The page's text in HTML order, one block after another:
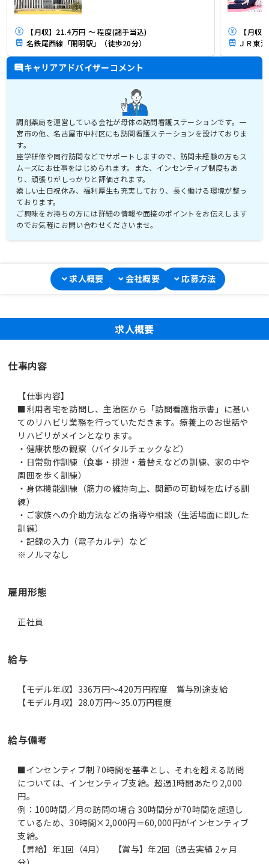
【月収】21.4万円 ～ 程度(諸手当込)
名鉄尾西線「開明駅」（徒歩20分）
【月収
キャリアアドバイザーコメント
調剤薬局を運営している会社が母体の訪問看護ステーションです。一
宮市の他、名古屋市中村区にも訪問看護ステーションを設けておりま
す。
座学研修や同行訪問などでサポートしますので、訪問未経験の方もス
ムーズにお仕事をはじめられます。また、インセンティブ制度もあ
り、頑張りがしっかりと評価されます。
嬉しい土日祝休み、福利厚生も充実しており、長く働ける環境が整っ
ております。
ご興味をお持ちの方には詳細の情報や面接のポイントをお伝えします
求人概要 会社概要 応募方法
求人概要
仕事内容
【仕事内容】
■利用者宅を訪問し、主治医から「訪問看護指示書」に基い
てのリハビリ業務を行っていただきます。療養上のお世話や
リハビリがメインとなります。
・健康状態の観察（バイタルチェックなど）
・日常動作訓練（食事・排泄・着替えなどの訓練、家の中や
周囲を歩く訓練）
・身体機能訓練（筋力の維持向上、関節の可動域を広げる訓
練）
・ご家族への介助方法などの指導や相談（生活場面に即した
訓練）
・記録の入力（電子カルテ）など
※ノルマなし
雇用形態
正社員
給与
【モデル年収】336万円〜420万円程度 賞与別途支給
【モデル月収】28.0万円〜35.0万円程度
給与備考
■インセンティブ制 70時間を基準とし、それを超える訪問
については、インセンティブ支給。超過1時間あたり2,000
円。
例：100時間／月の訪問の場合 30時間分が70時間を超過し
ているため、30時間×2,000円＝60,000円がインセンティブ
支給。
【昇給】年1回（4月） 【賞与】年2回（過去実績 2ヶ月